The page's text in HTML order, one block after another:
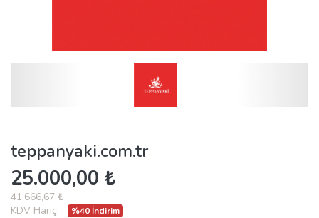
teppanyaki.com.tr
25.000,00 ₺
41.666,67 ₺
KDV Hariç
%40 İndirim